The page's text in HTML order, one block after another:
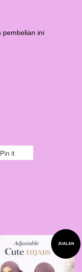
pembelian ini
Pin it
JUALAN